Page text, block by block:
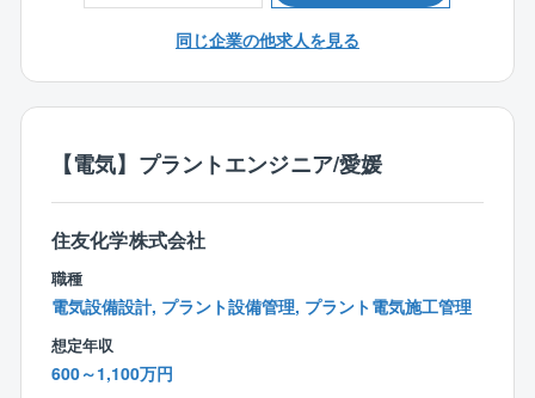
メンテナンス型リフォーム：水回りや外回りの修繕
などのリフォーム
環境型リフォーム：CO2の発生を抑える省エネ機器
を導入するリフォーム
ム・リノベーション工事などがございます。
■大手ハウスメーカーGならではの福利厚生でプライベ
ートも充実させることが可能です。
■育児休業取得率（女性100％、男性100％/2024年度実
■年間休日最大129日、全社平均残業時間は20時間程度
とワークライフバランスが整いやすい環境です。
■新築住宅の設計士の経験のある方
■工務店の施工管理の経験のある方
同じ企業の他求人を見る
【電気】プラントエンジニア/愛媛
住友化学株式会社
職種
電気設備設計, プラント設備管理, プラント電気施工管理
想定年収
600～1,100万円